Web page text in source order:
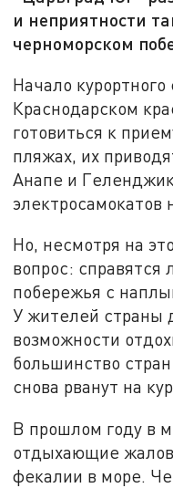
и неприятности
черноморском
Начало
Краснодарском
готовиться к
пляжах, их
Анапе и
электросамокатов
Но, несмотря на
вопрос: справятся
побережья с
У жителей страны
возможности
большинство
снова рванут на
В прошлом году в
отдыхающие
фекалии в море.